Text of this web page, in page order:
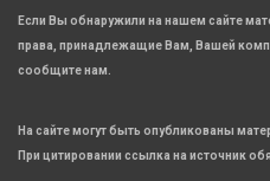
Если Вы обнаружили на нашем сайте
права, принадлежащие Вам, Вашей
сообщите нам.
На сайте могут быть опубликованы
При цитировании ссылка на источник